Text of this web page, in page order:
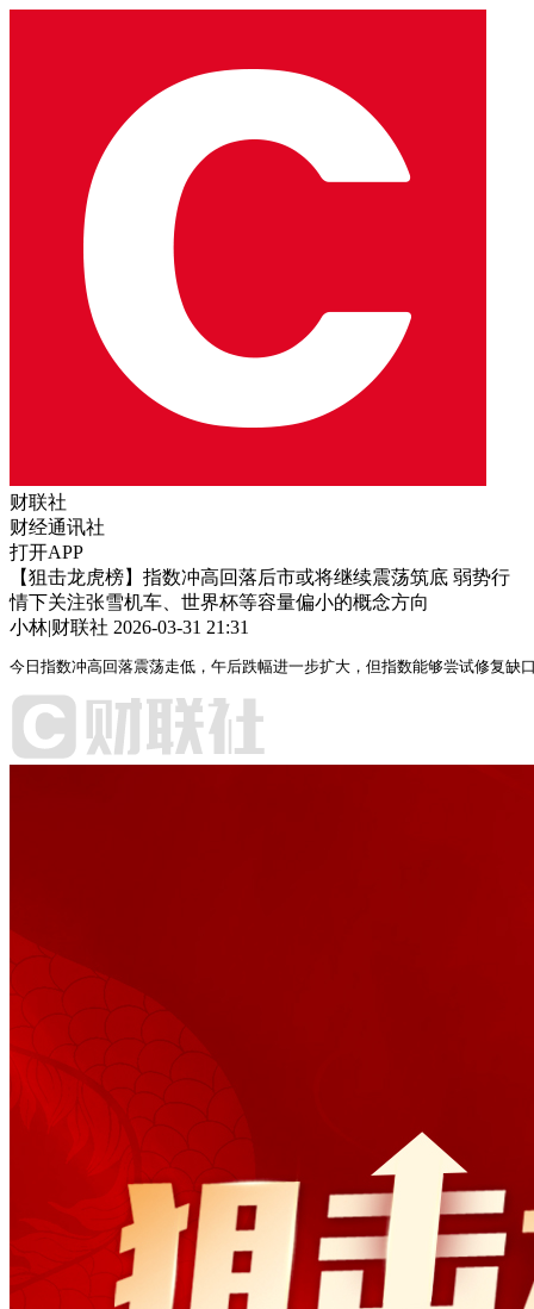
财联社
财经通讯社
打开APP
【狙击龙虎榜】指数冲高回落后市或将继续震荡筑底 弱势行
情下关注张雪机车、世界杯等容量偏小的概念方向
小林|财联社 2026-03-31 21:31
今日指数冲高回落震荡走低，午后跌幅进一步扩大，但指数能够尝试修复